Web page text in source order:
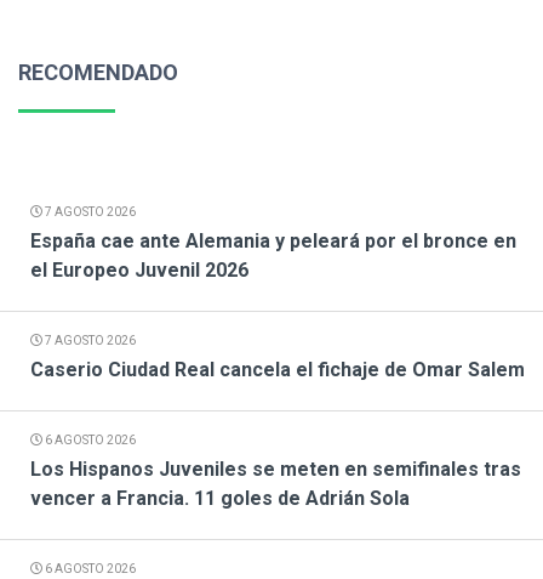
RECOMENDADO
7 AGOSTO 2026
España cae ante Alemania y peleará por el bronce en
el Europeo Juvenil 2026
7 AGOSTO 2026
Caserio Ciudad Real cancela el fichaje de Omar Salem
6 AGOSTO 2026
Los Hispanos Juveniles se meten en semifinales tras
vencer a Francia. 11 goles de Adrián Sola
6 AGOSTO 2026